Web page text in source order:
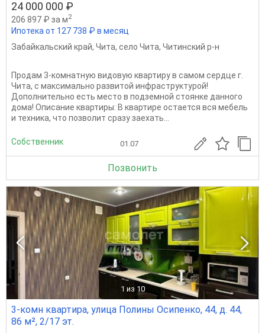
24 000 000 ₽
206 897 ₽ за м2
Ипотека от 127 738 ₽ в месяц
Забайкальский край, Чита, село Чита, Читинский р-н
Продам 3-комнатную видовую квартиру в самом сердце г.
Чита, с максимально развитой инфраструктурой!
Дополнительно есть место в подземной стоянке данного
дома! Описание квартиры: В квартире остается вся мебель
и техника, что позволит сразу заехать...
Собственник 01.07
Позвонить
1 из 10
3-комн квартира, улица Полины Осипенко, 44, д. 44,
86 м², 2/17 эт.